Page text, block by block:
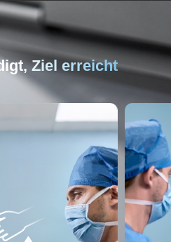
Ziel erreicht